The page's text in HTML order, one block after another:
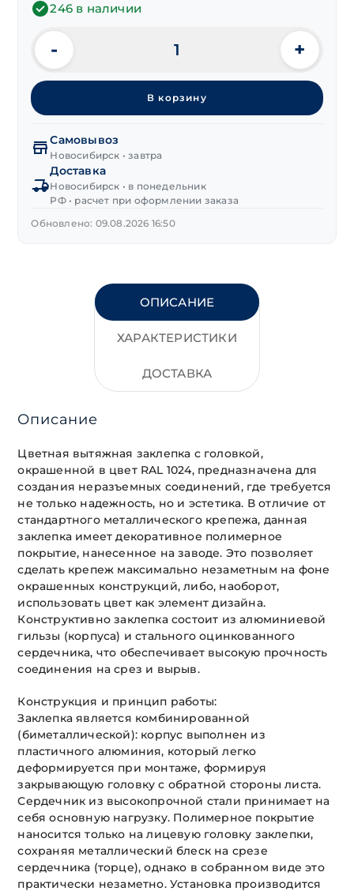
246 в наличии
Количество
товара
Заклепка
вытяж.
ст
RAL1024
3,2х8 мм
- +
В корзину
Самовывоз
Новосибирск • завтра
Доставка
Новосибирск • в понедельник
РФ • расчет при оформлении заказа
Обновлено: 09.08.2026 16:50
ОПИСАНИЕ
ХАРАКТЕРИСТИКИ
ДОСТАВКА
Описание
Цветная вытяжная заклепка с головкой,
окрашенной в цвет RAL 1024, предназначена для
создания неразъемных соединений, где требуется
не только надежность, но и эстетика. В отличие от
стандартного металлического крепежа, данная
заклепка имеет декоративное полимерное
покрытие, нанесенное на заводе. Это позволяет
сделать крепеж максимально незаметным на фоне
окрашенных конструкций, либо, наоборот,
использовать цвет как элемент дизайна.
Конструктивно заклепка состоит из алюминиевой
гильзы (корпуса) и стального оцинкованного
сердечника, что обеспечивает высокую прочность
соединения на срез и вырыв.
Конструкция и принцип работы:
Заклепка является комбинированной
(биметаллической): корпус выполнен из
пластичного алюминия, который легко
деформируется при монтаже, формируя
закрывающую головку с обратной стороны листа.
Сердечник из высокопрочной стали принимает на
себя основную нагрузку. Полимерное покрытие
наносится только на лицевую головку заклепки,
сохраняя металлический блеск на срезе
сердечника (торце), однако в собранном виде это
практически незаметно. Установка производится